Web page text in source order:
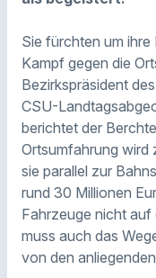
Sie fürchten um
Kampf gegen die
Bezirkspräsident
CSU-
berichtet der
Ortsumfahrung wird
sie parallel zur
rund 30 Millionen
Fahrzeuge nicht auf
muss auch das
von den